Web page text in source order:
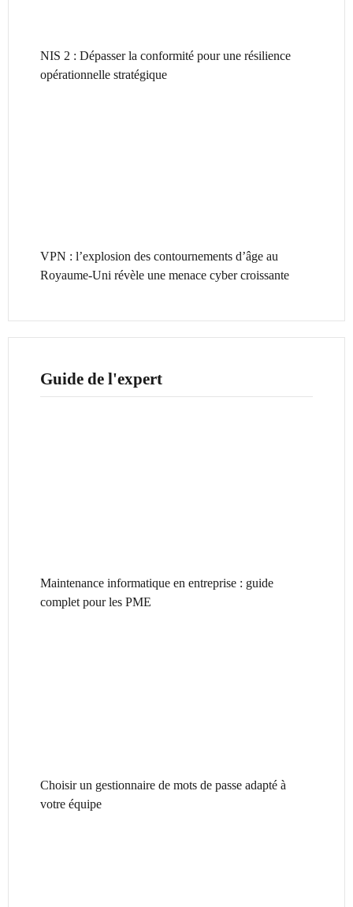
NIS 2 : Dépasser la conformité pour une résilience
opérationnelle stratégique
VPN : l’explosion des contournements d’âge au
Royaume-Uni révèle une menace cyber croissante
Guide de l'expert
Maintenance informatique en entreprise : guide
complet pour les PME
Choisir un gestionnaire de mots de passe adapté à
votre équipe